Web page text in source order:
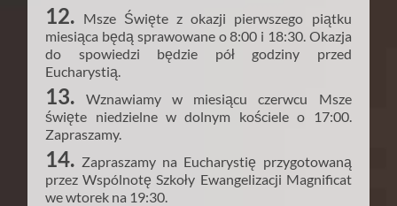
12. Msze Święte z okazji pierwszego piątku
miesiąca będą sprawowane o 8:00 i 18:30. Okazja
do spowiedzi będzie pół godziny przed
Eucharystią.
13. Wznawiamy w miesiącu czerwcu Msze
święte niedzielne w dolnym kościele o 17:00.
Zapraszamy.
14. Zapraszamy na Eucharystię przygotowaną
przez Wspólnotę Szkoły Ewangelizacji Magnificat
we wtorek na 19:30.